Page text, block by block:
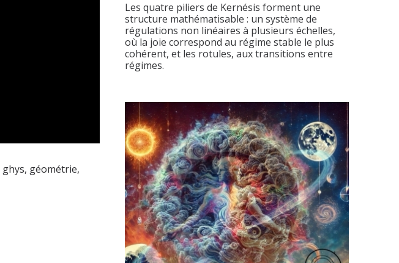
ghys, géométrie,
Les quatre piliers de Kernésis forment une
structure mathématisable : un système de
régulations non linéaires à plusieurs échelles,
où la joie correspond au régime stable le plus
cohérent, et les rotules, aux transitions entre
régimes.